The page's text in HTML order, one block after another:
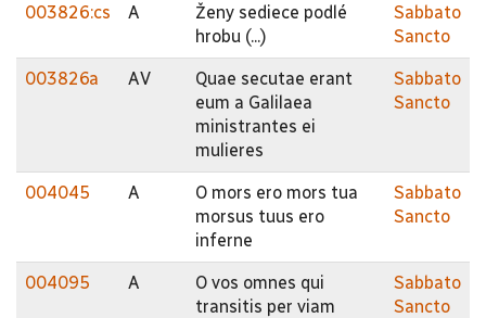
003826:cs A
Ženy sediece podlé
hrobu (...)
Sabbato
Sancto
003826a AV
Quae secutae erant
eum a Galilaea
ministrantes ei
mulieres
Sabbato
Sancto
004045 A
O mors ero mors tua
morsus tuus ero
inferne
Sabbato
Sancto
004095 A
O vos omnes qui
transitis per viam
Sabbato
Sancto